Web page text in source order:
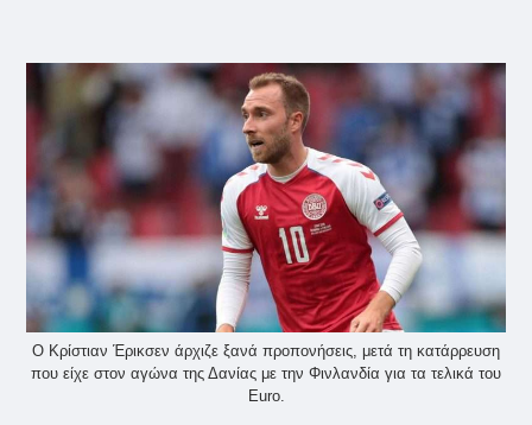
Ο Κρίστιαν Έρικσεν άρχιζε ξανά προπονήσεις, μετά τη κατάρρευση
που είχε στον αγώνα της Δανίας με την Φινλανδία για τα τελικά του
Euro.